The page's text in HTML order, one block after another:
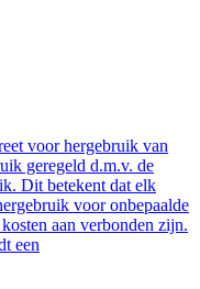
voor hergebruik van
geregeld d.m.v. de
Dit betekent dat elk
voor onbepaalde
aan verbonden zijn.
een